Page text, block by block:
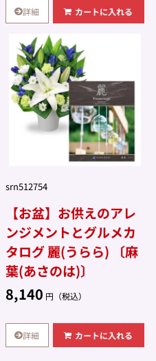
詳細 カートに入れる
srn512754
【お盆】お供えのアレ
ンジメントとグルメカ
タログ 麗(うらら) 〔麻
葉(あさのは)〕
8,140 円（税込）
詳細 カートに入れる